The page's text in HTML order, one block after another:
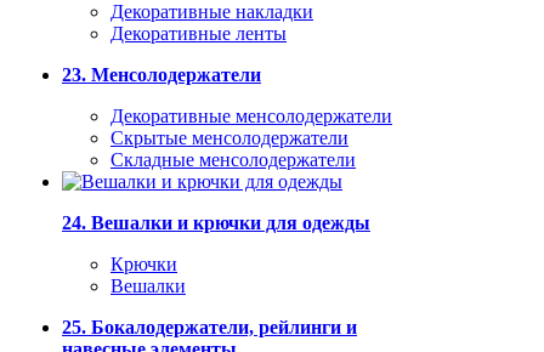
Декоративные накладки
Декоративные ленты
23. Менсолодержатели
Декоративные менсолодержатели
Скрытые менсолодержатели
Складные менсолодержатели
24. Вешалки и крючки для одежды
Крючки
Вешалки
25. Бокалодержатели, рейлинги и